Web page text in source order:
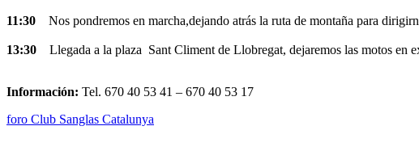
11:30 Nos pondremos en marcha,dejando atrás la ruta de montaña para
13:30 Llegada a la plaza Sant Climent de Llobregat, dejaremos las motos en
Información: Tel. 670 40 53 41 – 670 40 53 17
foro Club Sanglas Catalunya